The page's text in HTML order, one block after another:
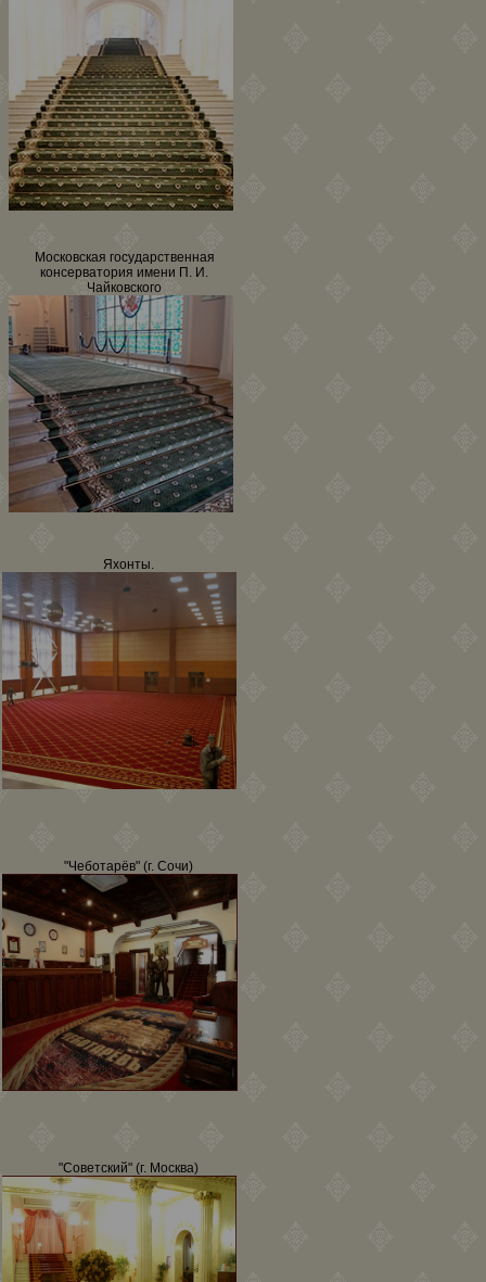
Московская государственная
консерватория имени П. И.
Чайковского
Яхонты.
"Чеботарёв" (г. Сочи)
"Советский" (г. Москва)